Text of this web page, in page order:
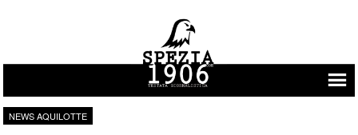
Vai al contenuto
NEWS AQUILOTTE